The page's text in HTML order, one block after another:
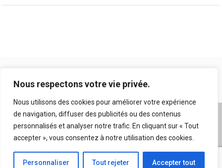
Nous respectons votre vie privée.
Nous utilisons des cookies pour améliorer votre expérience
de navigation, diffuser des publicités ou des contenus
personnalisés et analyser notre trafic. En cliquant sur « Tout
accepter », vous consentez à notre utilisation des cookies.
Personnaliser Tout rejeter Accepter tout
A propos|Mentions légales|Conditions générales
d’utilisation|Flux RSS| Nos auteurs|Archives|
Suggestion de contenu